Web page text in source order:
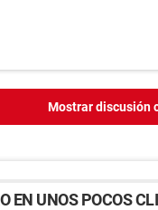
Mostrar discusión
EN UNOS POCOS